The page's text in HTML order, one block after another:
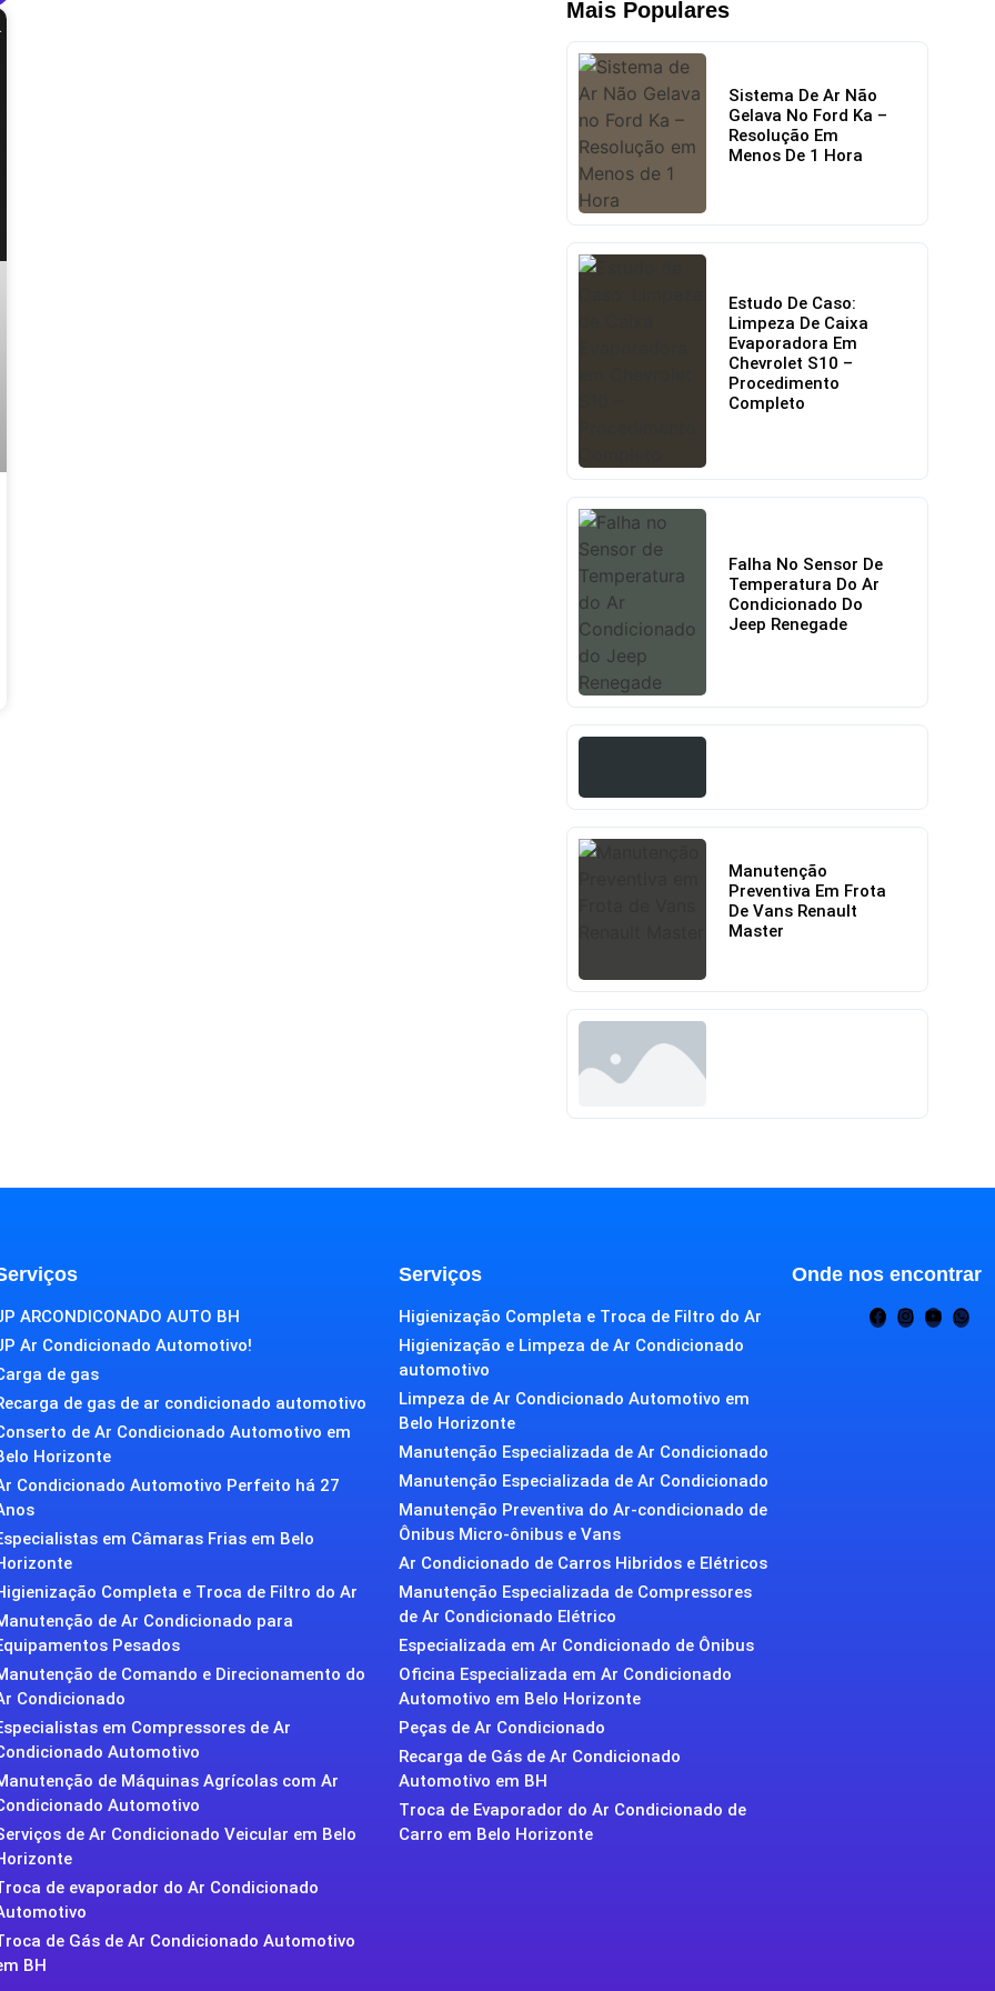
Mais Populares
Sistema De Ar Não
Gelava No Ford Ka –
Resolução Em
Menos De 1 Hora
Estudo De Caso:
Limpeza De Caixa
Evaporadora Em
Chevrolet S10 –
Procedimento
Completo
Falha No Sensor De
Temperatura Do Ar
Condicionado Do
Jeep Renegade
Manutenção
Preventiva Em Frota
De Vans Renault
Master
ARCONDICONADO AUTO BH
Ar Condicionado Automotivo!
de gas
de gas de ar condicionado automotivo
de Ar Condicionado Automotivo em
Horizonte
Condicionado Automotivo Perfeito há 27
em Câmaras Frias em Belo
Completa e Troca de Filtro do Ar
de Ar Condicionado para
Pesados
de Comando e Direcionamento do
Condicionado
em Compressores de Ar
Automotivo
de Máquinas Agrícolas com Ar
Automotivo
de Ar Condicionado Veicular em Belo
de evaporador do Ar Condicionado
de Gás de Ar Condicionado Automotivo
BH
Serviços
Higienização Completa e Troca de Filtro do Ar
Higienização e Limpeza de Ar Condicionado
automotivo
Limpeza de Ar Condicionado Automotivo em
Belo Horizonte
Manutenção Especializada de Ar Condicionado
Manutenção Especializada de Ar Condicionado
Manutenção Preventiva do Ar-condicionado de
Ônibus Micro-ônibus e Vans
Ar Condicionado de Carros Hibridos e Elétricos
Manutenção Especializada de Compressores
de Ar Condicionado Elétrico
Especializada em Ar Condicionado de Ônibus
Oficina Especializada em Ar Condicionado
Automotivo em Belo Horizonte
Peças de Ar Condicionado
Recarga de Gás de Ar Condicionado
Automotivo em BH
Troca de Evaporador do Ar Condicionado de
Carro em Belo Horizonte
Onde nos encontrar